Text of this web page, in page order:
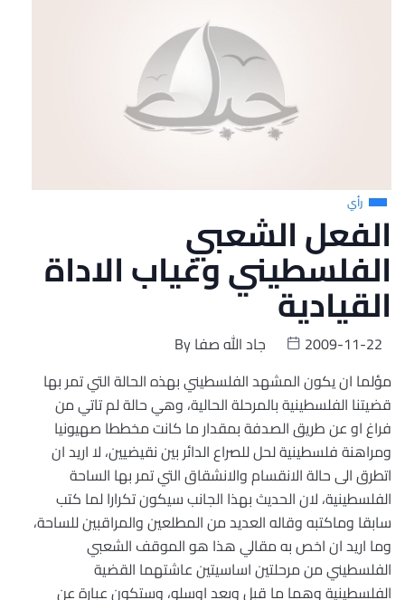
رأي
الفعل الشعبي
الفلسطيني وغياب الاداة
القيادية
Byجاد الله صفا
2009-11-22
مؤلما ان يكون المشهد الفلسطيني بهذه الحالة التي تمر بها
قضيتنا الفلسطينية بالمرحلة الحالية، وهي حالة لم تاتي من
فراغ او عن طريق الصدفة بمقدار ما كانت مخططا صهيونيا
ومراهنة فلسطينية لحل للصراع الدائر بين نقيضيين، لا اريد ان
اتطرق الى حالة الانقسام والانشقاق التي تمر بها الساحة
الفلسطينية، لان الحديث بهذا الجانب سيكون تكرارا لما كتب
سابقا وماكتبه وقاله العديد من المطلعين والمراقبين للساحة،
وما اريد ان اخص به مقالي هذا هو الموقف الشعبي
الفلسطيني من مرحلتين اساسيتين عاشتهما القضية
الفلسطينية وهما ما قبل وبعد اوسلو، وستكون عبارة عن